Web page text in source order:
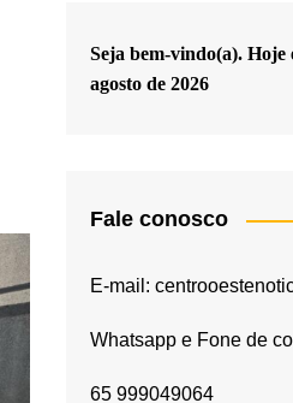
Seja bem-vindo(a). Hoje
agosto de 2026
Fale conosco
E-mail:
Whatsapp e Fone de
65 999049064